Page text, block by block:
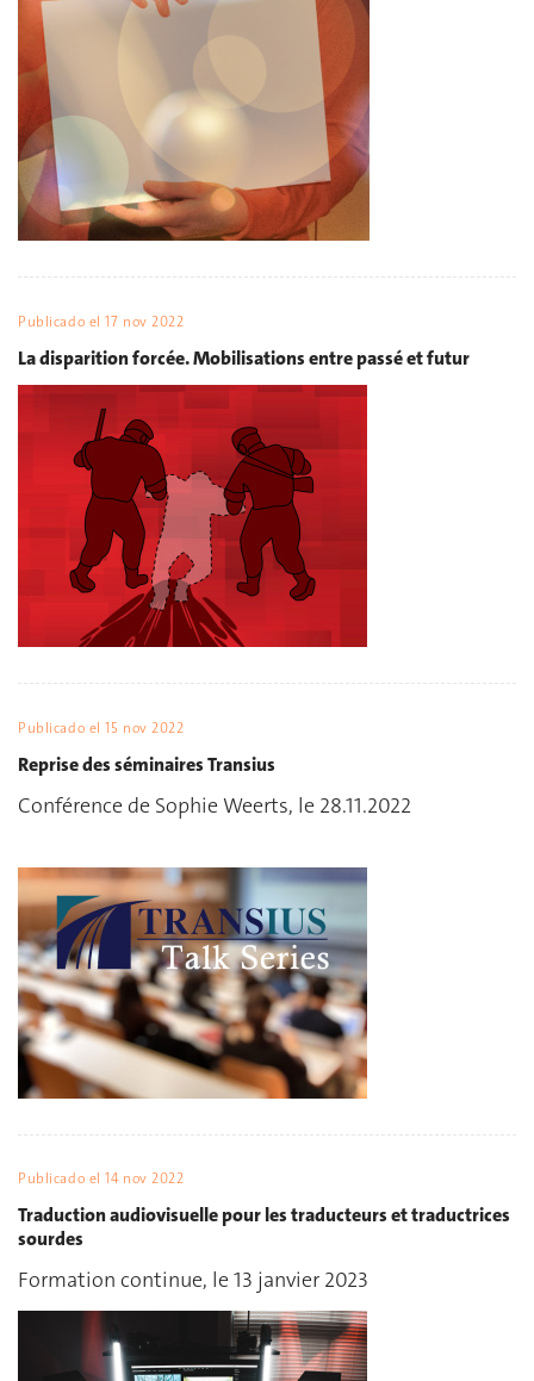
Publicado el17 nov 2022
La disparition forcée. Mobilisations entre passé et futur
Publicado el15 nov 2022
Reprise des séminaires Transius
Conférence de Sophie Weerts, le 28.11.2022
Publicado el14 nov 2022
Traduction audiovisuelle pour les traducteurs et traductrices
sourdes
Formation continue, le 13 janvier 2023